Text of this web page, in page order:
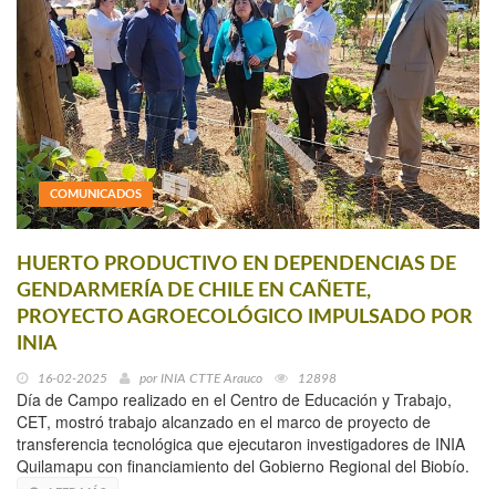
COMUNICADOS
HUERTO PRODUCTIVO EN DEPENDENCIAS DE
GENDARMERÍA DE CHILE EN CAÑETE,
PROYECTO AGROECOLÓGICO IMPULSADO POR
INIA
16-02-2025 por INIA CTTE Arauco 12898
Día de Campo realizado en el Centro de Educación y Trabajo,
CET, mostró trabajo alcanzado en el marco de proyecto de
transferencia tecnológica que ejecutaron investigadores de INIA
Quilamapu con financiamiento del Gobierno Regional del Biobío.